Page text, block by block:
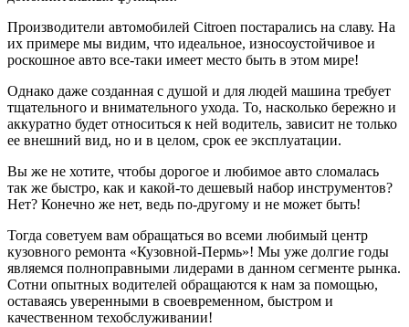
Производители автомобилей Citroen постарались на славу. На
их примере мы видим, что идеальное, износоустойчивое и
роскошное авто все-таки имеет место быть в этом мире!
Однако даже созданная с душой и для людей машина требует
тщательного и внимательного ухода. То, насколько бережно и
аккуратно будет относиться к ней водитель, зависит не только
ее внешний вид, но и в целом, срок ее эксплуатации.
Вы же не хотите, чтобы дорогое и любимое авто сломалась
так же быстро, как и какой-то дешевый набор инструментов?
Нет? Конечно же нет, ведь по-другому и не может быть!
Тогда советуем вам обращаться во всеми любимый центр
кузовного ремонта «Кузовной-Пермь»! Мы уже долгие годы
являемся полноправными лидерами в данном сегменте рынка.
Сотни опытных водителей обращаются к нам за помощью,
оставаясь уверенными в своевременном, быстром и
качественном техобслуживании!